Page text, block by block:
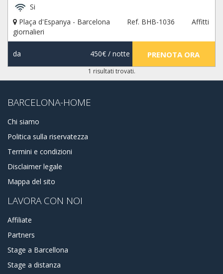
o se hai bisogno di aiuto con la tua prenotazione, saremo
felici di aiutarti.
Si
Plaça d'Espanya - Barcelona
Ref. BHB-1036
Affitti
giornalieri
da 450€/ notte PRENOTA ORA
1 risultati trovati.
BARCELONA-HOME
Chi siamo
Politica sulla riservatezza
Termini e condizioni
Disclaimer legale
Mappa del sito
LAVORA CON NOI
Affiliate
Partners
Stage a Barcellona
Stage a distanza